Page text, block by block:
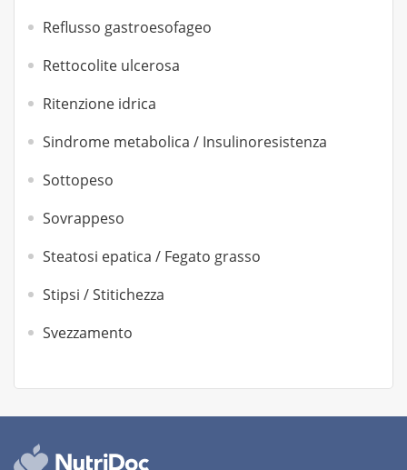
Reflusso gastroesofageo
Rettocolite ulcerosa
Ritenzione idrica
Sindrome metabolica / Insulinoresistenza
Sottopeso
Sovrappeso
Steatosi epatica / Fegato grasso
Stipsi / Stitichezza
Svezzamento